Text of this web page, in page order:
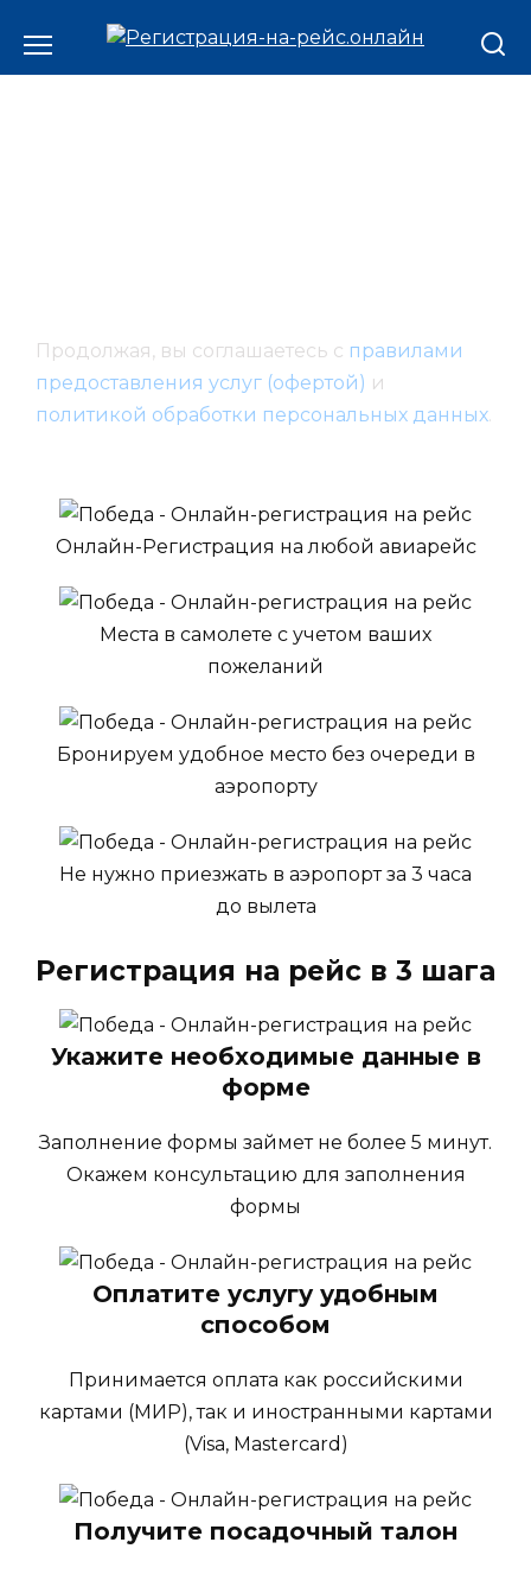
Продолжая, вы соглашаетесь с правилами
предоставления услуг (офертой) и
политикой обработки персональных данных.
Онлайн-Регистрация на любой авиарейс
Места в самолете с учетом ваших
пожеланий
Бронируем удобное место без очереди в
аэропорту
Не нужно приезжать в аэропорт за 3 часа
до вылета
Регистрация на рейс в 3 шага
Укажите необходимые данные в
форме
Заполнение формы займет не более 5 минут.
Окажем консультацию для заполнения
формы
Оплатите услугу удобным
способом
Принимается оплата как российскими
картами (МИР), так и иностранными картами
(Visa, Mastercard)
Получите посадочный талон